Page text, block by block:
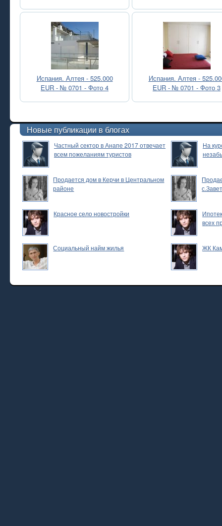
Испания. Алтея - 525.000
EUR - № 0701 - Фото 4
Испания. Алтея -
EUR - № 0701 - Фото 3
Новые публикации в блогах
Частный сектор в Анапе 2017 отвечает
всем пожеланиям туристов
На
Продается дом в Керчи в Центральном
районе
Красное село новостройки
всех
Социальный найм жилья ЖК